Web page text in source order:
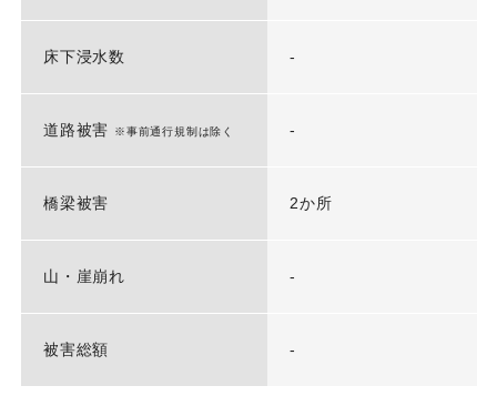
床下浸水数 -
道路被害 ※事前通行規制は除く -
橋梁被害 2か所
山・崖崩れ -
被害総額 -